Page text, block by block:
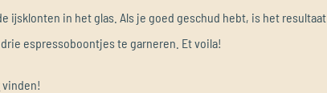
ijsklonten in het glas. Als je goed geschud hebt, is het resultaat
espressoboontjes te garneren. Et voila!
vinden!